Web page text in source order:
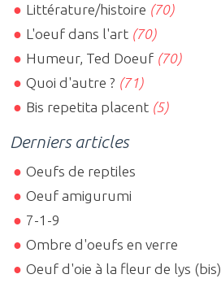
Littérature/histoire (70)
L'oeuf dans l'art (70)
Humeur, Ted Doeuf (70)
Quoi d'autre ? (71)
Bis repetita placent (5)
Derniers articles
Oeufs de reptiles
Oeuf amigurumi
7-1-9
Ombre d'oeufs en verre
Oeuf d'oie à la fleur de lys (bis)